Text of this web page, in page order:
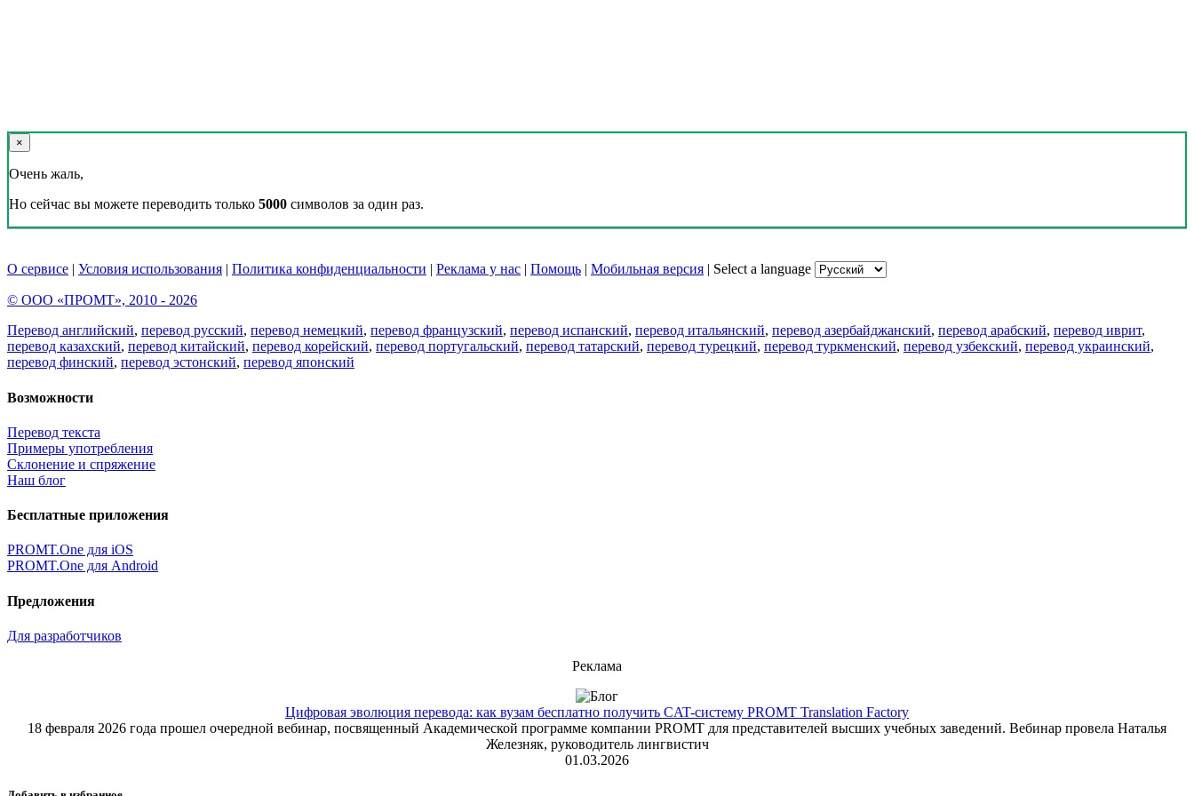
×
Очень жаль,
Но сейчас вы можете переводить только 5000 символов за один раз.
О сервисе | Условия использования | Политика конфиденциальности | Реклама у нас | Помощь | Мобильная версия | Select a language
© ООО «ПРОМТ», 2010 - 2026
Перевод английский, перевод русский, перевод немецкий, перевод французский, перевод испанский, перевод итальянский, перевод азербайджанский, перевод арабский, перевод иврит,
перевод казахский, перевод китайский, перевод корейский, перевод португальский, перевод татарский, перевод турецкий, перевод туркменский, перевод узбекский, перевод украинский,
перевод финский, перевод эстонский, перевод японский
Возможности
Перевод текста
Примеры употребления
Склонение и спряжение
Наш блог
Бесплатные приложения
PROMT.One для iOS
PROMT.One для Android
Предложения
Для разработчиков
Реклама
Цифровая эволюция перевода: как вузам бесплатно получить CAT-систему PROMT Translation Factory
18 февраля 2026 года прошел очередной вебинар, посвященный Академической программе компании PROMT для представителей высших учебных заведений. Вебинар провела Наталья
Железняк, руководитель лингвистич
01.03.2026